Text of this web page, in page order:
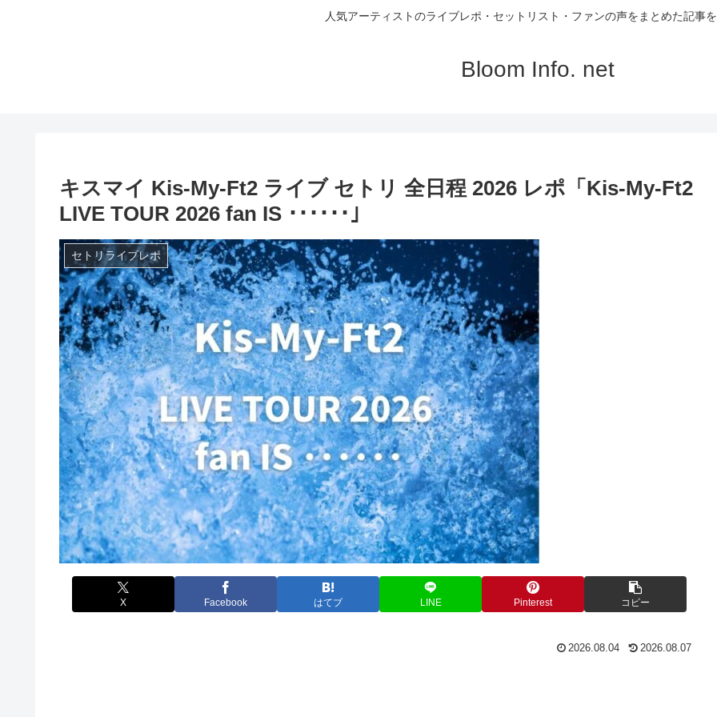
人気アーティストのライブレポ・セットリスト・ファンの声をまとめた記事
Bloom Info. net
キスマイ Kis-My-Ft2 ライブ セトリ 全日程 2026 レポ「Kis-My-Ft2
LIVE TOUR 2026 fan IS ･･････」
セトリライブレポ
X Facebook はてブ LINE Pinterest コピー
2026.08.04 2026.08.07